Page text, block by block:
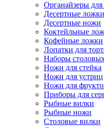
Органайзеры
Десертные ложки
Десертные ножи
Коктейльные
Кофейные ложки
Лопатки для
Наборы
Ножи для стейка
Ножи для устриц
Ножи для
Приборы для
Рыбные вилки
Рыбные ножи
Столовые вилки